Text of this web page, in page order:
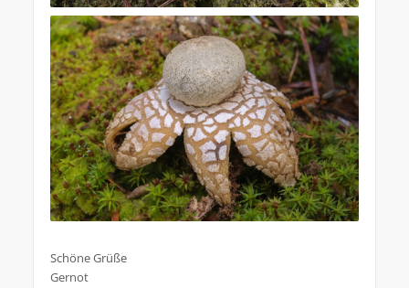
Schöne Grüße
Gernot